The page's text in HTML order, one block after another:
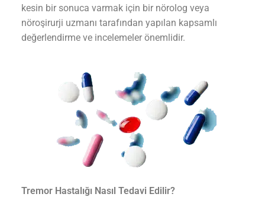
kesin bir sonuca varmak için bir nörolog veya
nöroşirurji uzmanı tarafından yapılan kapsamlı
değerlendirme ve incelemeler önemlidir.
Tremor Hastalığı Nasıl Tedavi Edilir?